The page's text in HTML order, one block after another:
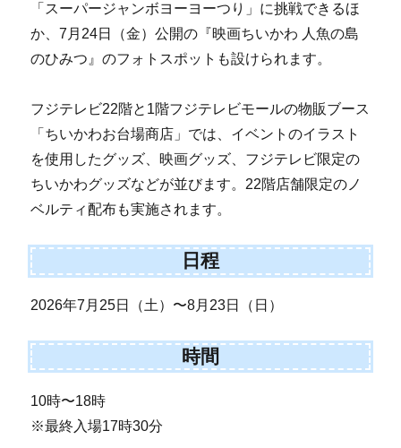
「スーパージャンボヨーヨーつり」に挑戦できるほ
か、7月24日（金）公開の『映画ちいかわ 人魚の島
のひみつ』のフォトスポットも設けられます。
フジテレビ22階と1階フジテレビモールの物販ブース
「ちいかわお台場商店」では、イベントのイラスト
を使用したグッズ、映画グッズ、フジテレビ限定の
ちいかわグッズなどが並びます。22階店舗限定のノ
ベルティ配布も実施されます。
日程
2026年7月25日（土）〜8月23日（日）
時間
10時〜18時
※最終入場17時30分